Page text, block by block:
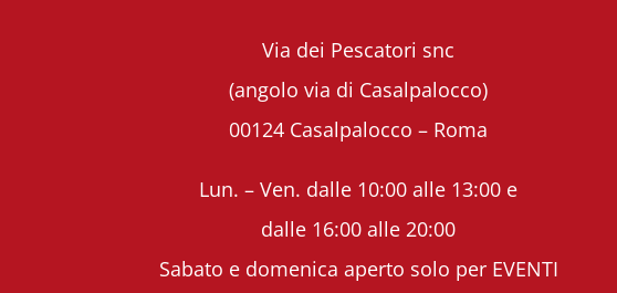
Via dei Pescatori snc
(angolo via di Casalpalocco)
00124 Casalpalocco – Roma
Lun. – Ven. dalle 10:00 alle 13:00 e
dalle 16:00 alle 20:00
Sabato e domenica aperto solo per EVENTI